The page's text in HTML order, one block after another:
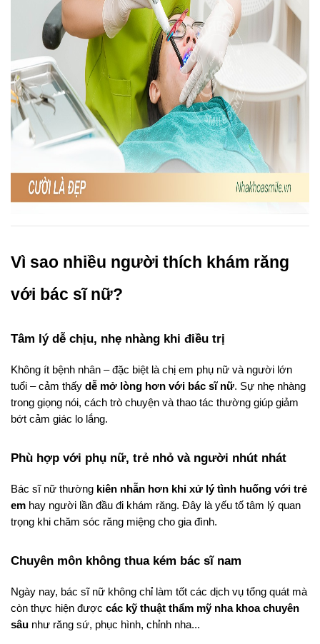
Vì sao nhiều người thích khám răng
với bác sĩ nữ?
Tâm lý dễ chịu, nhẹ nhàng khi điều trị
Không ít bệnh nhân – đặc biệt là chị em phụ nữ và người lớn
tuổi – cảm thấy dễ mở lòng hơn với bác sĩ nữ. Sự nhẹ nhàng
trong giọng nói, cách trò chuyện và thao tác thường giúp giảm
bớt cảm giác lo lắng.
Phù hợp với phụ nữ, trẻ nhỏ và người nhút nhát
Bác sĩ nữ thường kiên nhẫn hơn khi xử lý tình huống với trẻ
em hay người lần đầu đi khám răng. Đây là yếu tố tâm lý quan
trọng khi chăm sóc răng miệng cho gia đình.
Chuyên môn không thua kém bác sĩ nam
Ngày nay, bác sĩ nữ không chỉ làm tốt các dịch vụ tổng quát mà
còn thực hiện được các kỹ thuật thẩm mỹ nha khoa chuyên
sâu như răng sứ, phục hình, chỉnh nha...